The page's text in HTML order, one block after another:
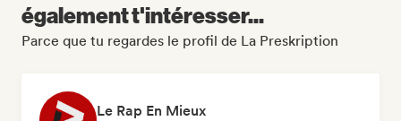
également t'intéresser...
Parce que tu regardes le profil de La Preskription
Le Rap En Mieux